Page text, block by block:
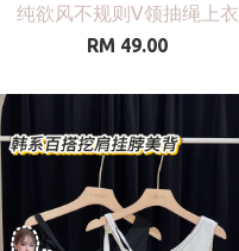
纯欲风不规则V领抽绳上衣
RM 49.00